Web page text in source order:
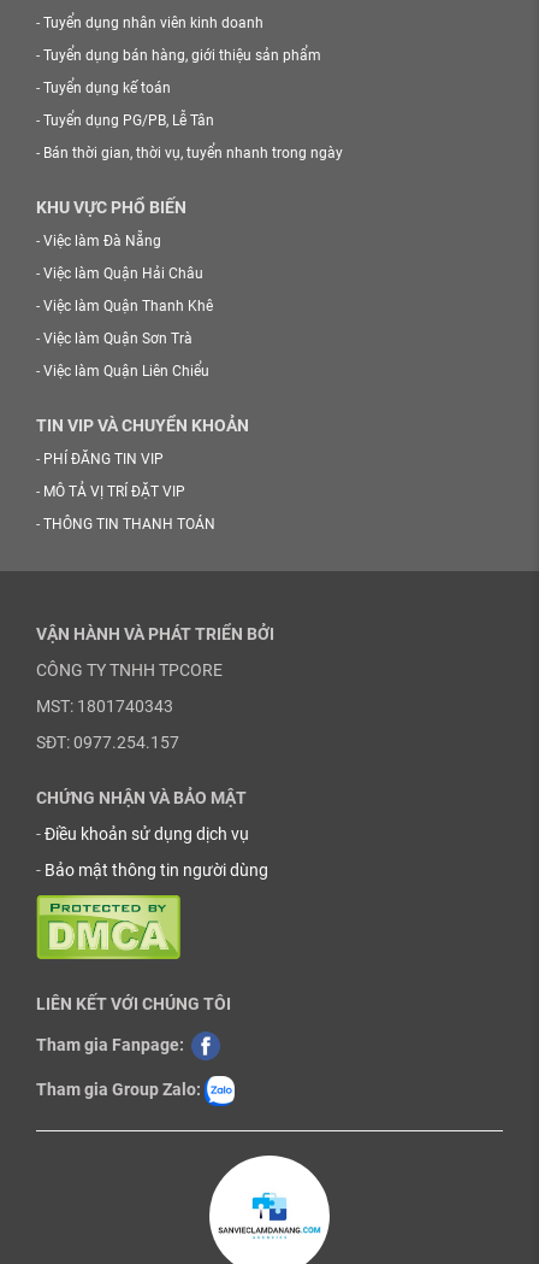
- Tuyển dụng nhân viên kinh doanh
- Tuyển dụng bán hàng, giới thiệu sản phẩm
- Tuyển dụng kế toán
- Tuyển dụng PG/PB, Lễ Tân
- Bán thời gian, thời vụ, tuyển nhanh trong ngày
KHU VỰC PHỔ BIẾN
- Việc làm Đà Nẵng
- Việc làm Quận Hải Châu
- Việc làm Quận Thanh Khê
- Việc làm Quận Sơn Trà
- Việc làm Quận Liên Chiểu
TIN VIP VÀ CHUYỂN KHOẢN
- PHÍ ĐĂNG TIN VIP
- MÔ TẢ VỊ TRÍ ĐẶT VIP
- THÔNG TIN THANH TOÁN
VẬN HÀNH VÀ PHÁT TRIỂN BỞI
CÔNG TY TNHH TPCORE
MST: 1801740343
SĐT: 0977.254.157
CHỨNG NHẬN VÀ BẢO MẬT
-Điều khoản sử dụng dịch vụ
- Bảo mật thông tin người dùng
LIÊN KẾT VỚI CHÚNG TÔI
Tham gia Fanpage:
Tham gia Group Zalo: